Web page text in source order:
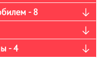
- 8
- 4